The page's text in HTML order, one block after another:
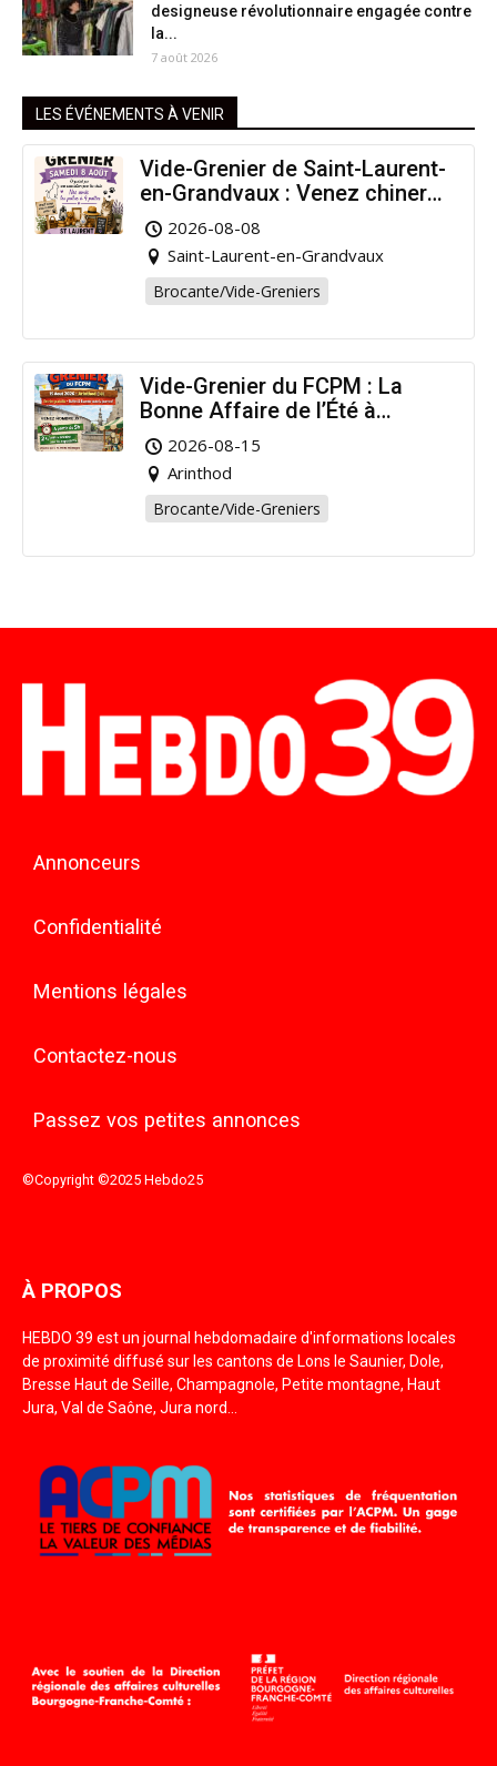
designeuse révolutionnaire engagée contre
la...
7 août 2026
LES ÉVÉNEMENTS À VENIR
Vide-Grenier de Saint-Laurent-
en-Grandvaux : Venez chiner
pour la bonne cause !
2026-08-08
Saint-Laurent-en-Grandvaux
Brocante/Vide-Greniers
Vide-Grenier du FCPM : La
Bonne Affaire de l’Été à
Arinthod !
2026-08-15
Arinthod
Brocante/Vide-Greniers